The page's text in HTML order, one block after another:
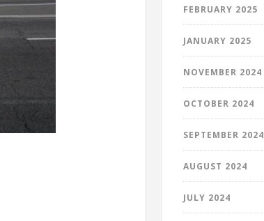
FEBRUARY 2025
JANUARY 2025
NOVEMBER 2024
OCTOBER 2024
SEPTEMBER 2024
AUGUST 2024
JULY 2024